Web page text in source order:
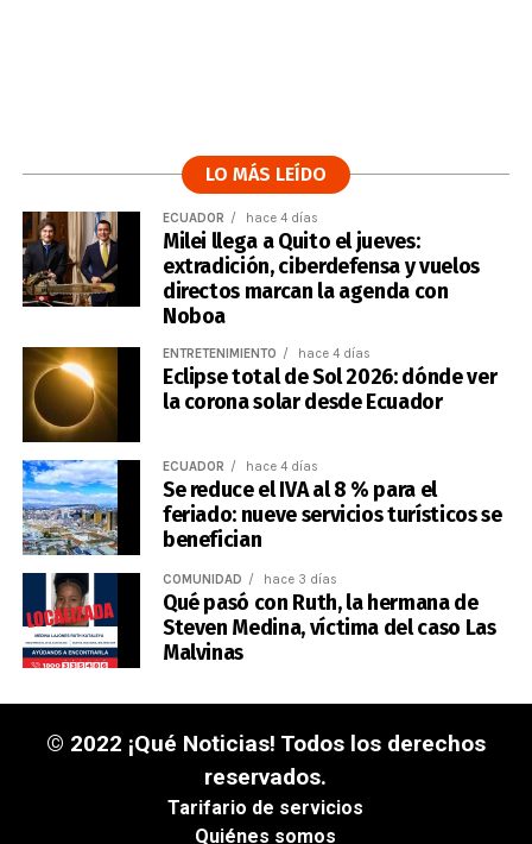
LO MÁS LEÍDO
ECUADOR hace 4 días
Milei llega a Quito el jueves:
extradición, ciberdefensa y vuelos
directos marcan la agenda con
Noboa
ENTRETENIMIENTO hace 4 días
Eclipse total de Sol 2026: dónde ver
la corona solar desde Ecuador
ECUADOR hace 4 días
Se reduce el IVA al 8 % para el
feriado: nueve servicios turísticos se
benefician
COMUNIDAD hace 3 días
Qué pasó con Ruth, la hermana de
Steven Medina, víctima del caso Las
Malvinas
© 2022 ¡Qué Noticias! Todos los derechos
reservados.
Tarifario de servicios
Quiénes somos